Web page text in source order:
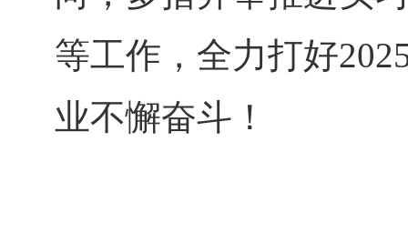
等工作，全力打好
业不懈奋斗！